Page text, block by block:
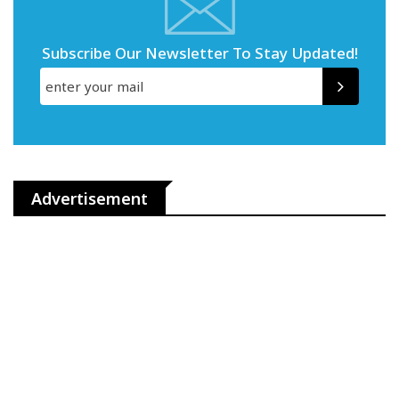
Subscribe Our Newsletter To Stay Updated!
Advertisement